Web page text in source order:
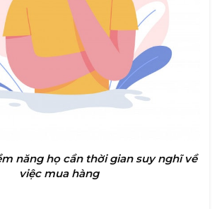
năng họ cần thời gian suy nghĩ về
việc mua hàng